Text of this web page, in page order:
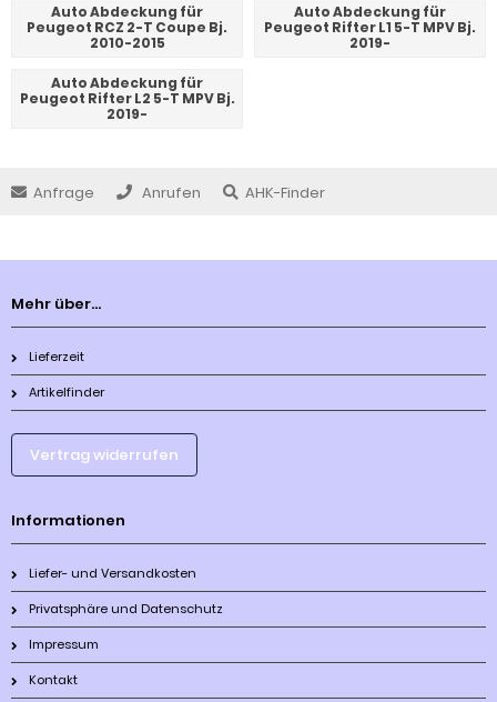
Auto Abdeckung für
Peugeot RCZ 2-T Coupe Bj.
2010-2015
Auto Abdeckung für
Peugeot Rifter L1 5-T MPV Bj.
2019-
Auto Abdeckung für
Peugeot Rifter L2 5-T MPV Bj.
2019-
Anfrage Anrufen AHK-Finder
Mehr über...
Lieferzeit
Artikelfinder
Vertrag widerrufen
Informationen
Liefer- und Versandkosten
Privatsphäre und Datenschutz
Impressum
Kontakt